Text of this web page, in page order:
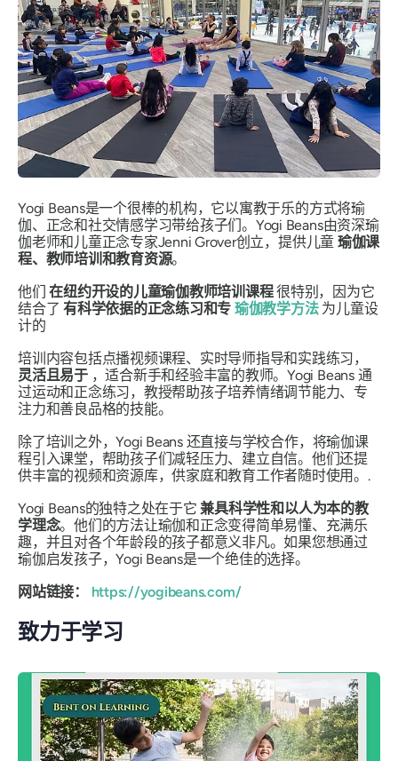
Yogi Beans是一个很棒的机构，它以寓教于乐的方式将瑜
伽、正念和社交情感学习带给孩子们。Yogi Beans由资深瑜
伽老师和儿童正念专家Jenni Grover创立，提供儿童 瑜伽课
程、教师培训和教育资源。
他们在纽约开设的儿童瑜伽教师培训课程很特别，因为它
结合了有科学依据的正念练习和专 瑜伽教学方法为儿童设
计的
培训内容包括点播视频课程、实时导师指导和实践练习，
灵活且易于，适合新手和经验丰富的教师。Yogi Beans 通
过运动和正念练习，教授帮助孩子培养情绪调节能力、专
注力和善良品格的技能。
除了培训之外，Yogi Beans 还直接与学校合作，将瑜伽课
程引入课堂，帮助孩子们减轻压力、建立自信。他们还提
供丰富的视频和资源库，供家庭和教育工作者随时使用。.
Yogi Beans的独特之处在于它 兼具科学性和以人为本的教
学理念。他们的方法让瑜伽和正念变得简单易懂、充满乐
趣，并且对各个年龄段的孩子都意义非凡。如果您想通过
瑜伽启发孩子，Yogi Beans是一个绝佳的选择。
网站链接：
https://yogibeans.com/
致力于学习